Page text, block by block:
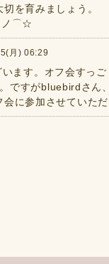
を育みましょう。
ノ⌒☆
月) 06:29
ます。オフ会すっ
ですがbluebirdさん
に参加させていた